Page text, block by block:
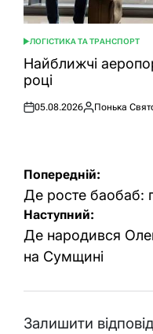
ОПУБЛІКУВАТИ
У
ЛОГІСТИКА ТА ТРАНСПОРТ
Найближчі
році
Оприлюднено
05.08.2026
Опубліковано
Понька
Навігація
записів
Попередній:
Де росте баобаб:
Наступний:
Де народився
на Сумщині
Залишити